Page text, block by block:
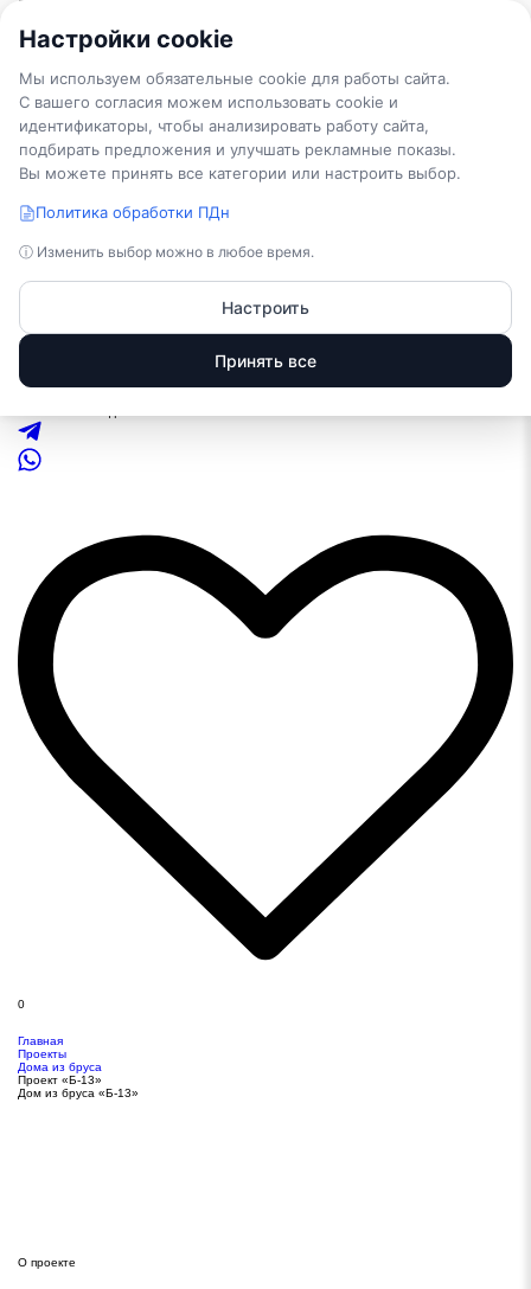
TEPLOWOOD
.COM
Проекты
Дома из бруса
Каркасные бани
Бани из бруса
Услуги
Проектирование домов
Фундамент для дома
Установка септиков
Наши работы
Оформление
О нас
+7 (921) 022-63-31
Заказать звонок
E-mail
г. Пестово, Устюженское шоссе д. 4/5
0
Главная
Проекты
Дома из бруса
Проект «Б-13»
Дом из бруса «Б-13»
О проекте
Настройки cookie
Мы используем обязательные cookie для работы сайта.
С вашего согласия можем использовать cookie и
идентификаторы, чтобы анализировать работу сайта,
подбирать предложения и улучшать рекламные показы.
Вы можете принять все категории или настроить выбор.
Политика обработки ПДн
ⓘ Изменить выбор можно в любое время.
Настроить
Принять все